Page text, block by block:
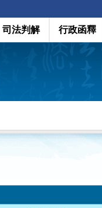
司法判解 行政函釋